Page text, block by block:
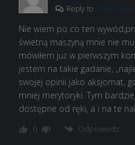
Reply to Anonimowo
Nie wiem po co ten
świetną maszyną mnie nie
mówiłem już w pierwszym
jestem na takie gadanie,
swojej opinii jako aksjomat,
mniej merytoryki. Tym
dostępne od ręki, a i na te
0 Odpowiedz